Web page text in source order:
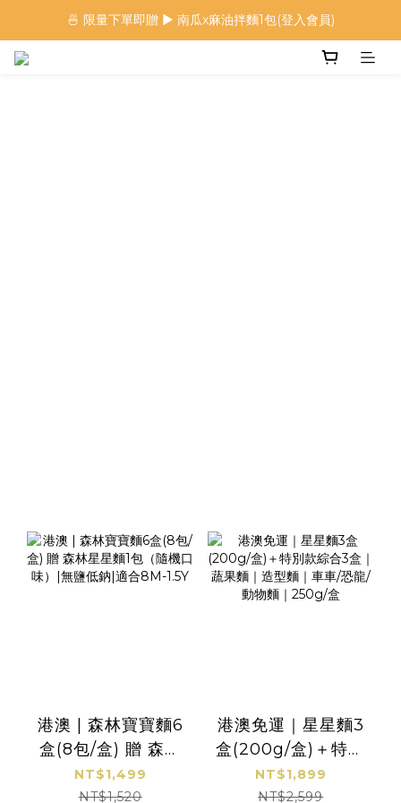
🍜 限量下單即贈 ▶︎ 南瓜x麻油拌麵1包(登入會員)
🍜 限量下單即贈 ▶︎ 南瓜x麻油拌麵1包(登入會員)
港澳 | 森林寶寶麵6
盒(8包/盒) 贈 森林
星星麵1包（隨機口
味）|無鹽低鈉|適合
NT$1,499
NT$1,520
港澳免運｜星星麵3
盒(200g/盒)＋特別
款綜合3盒｜蔬果麵
｜造型麵｜車車/恐
NT$1,899
NT$2,599